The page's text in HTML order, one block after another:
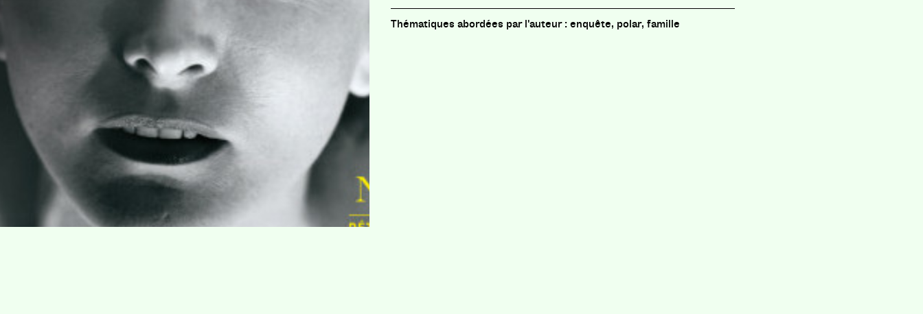
enquête, polar, famille